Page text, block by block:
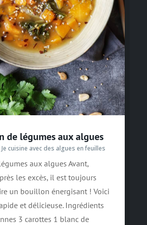
de légumes aux algues
Je cuisine avec des algues en feuilles
aux algues Avant,
les excès, il est toujours
un bouillon énergisant ! Voici
et délicieuse. Ingrédients
3 carottes 1 blanc de